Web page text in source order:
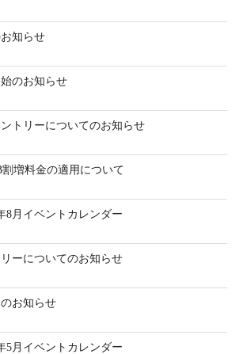
知らせ
のお知らせ
トリーについてのお知らせ
増料金の適用について
8月イベントカレンダー
ーについてのお知らせ
お知らせ
5月イベントカレンダー